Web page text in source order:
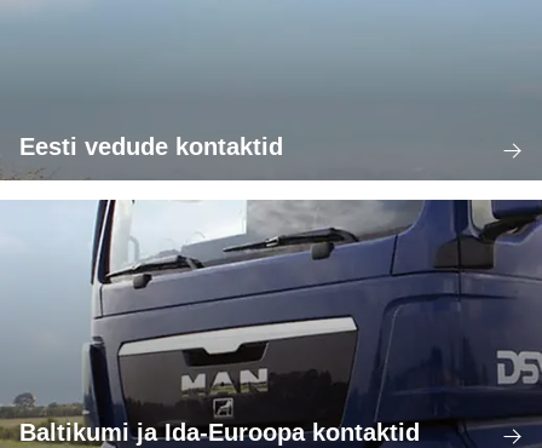
Eesti vedude kontaktid
Baltikumi ja Ida-Euroopa kontaktid